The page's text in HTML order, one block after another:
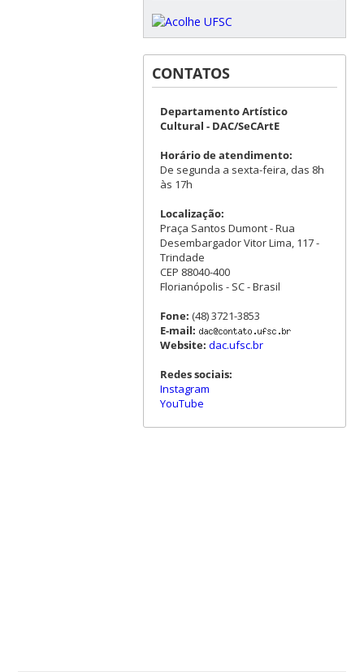
CONTATOS
Departamento Artístico
Cultural - DAC/SeCArtE
Horário de atendimento:
De segunda a sexta-feira, das 8h
às 17h
Localização:
Praça Santos Dumont - Rua
Desembargador Vitor Lima, 117 -
Trindade
CEP 88040-400
Florianópolis - SC - Brasil
Fone: (48) 3721-3853
E-mail:
Website: dac.ufsc.br
Redes sociais:
Instagram
YouTube